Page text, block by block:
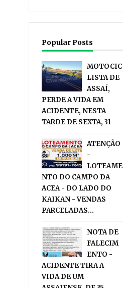
Popular Posts
MOTOCIC
LISTA DE
ASSAÍ,
PERDE A VIDA EM
ACIDENTE, NESTA
TARDE DE SEXTA, 31
ATENÇÃO
-
LOTEAME
NTO DO CAMPO DA
ACEA - DO LADO DO
KAIKAN - VENDAS
PARCELADAS...
NOTA DE
FALECIM
ENTO -
ACIDENTE TIRA A
VIDA DE UM